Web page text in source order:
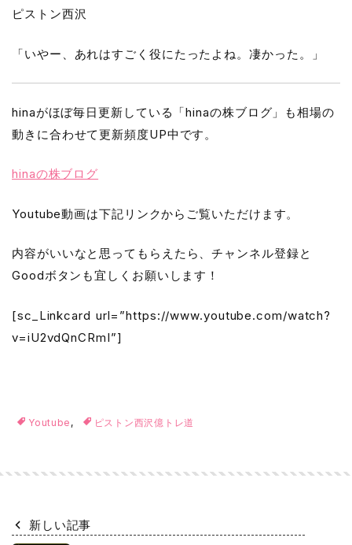
ピストン西沢
「いやー、あれはすごく役にたったよね。凄かった。」
hinaがほぼ毎日更新している「hinaの株ブログ」も相場の
動きに合わせて更新頻度UP中です。
hinaの株ブログ
Youtube動画は下記リンクからご覧いただけます。
内容がいいなと思ってもらえたら、チャンネル登録と
Goodボタンも宜しくお願いします！
[sc_Linkcard url=”https://www.youtube.com/watch?
v=iU2vdQnCRmI”]
Youtube , ピストン西沢億トレ道
新しい記事